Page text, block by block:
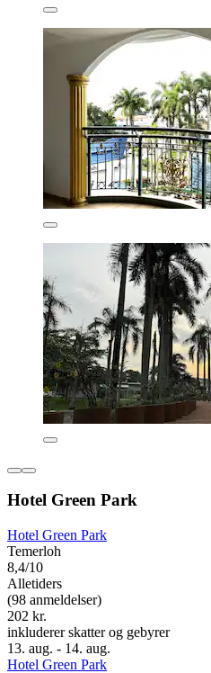
Hotel Green Park
Hotel Green Park
Temerloh
8,4/10
Alletiders
(98 anmeldelser)
202 kr.
inkluderer skatter og gebyrer
13. aug. - 14. aug.
Hotel Green Park